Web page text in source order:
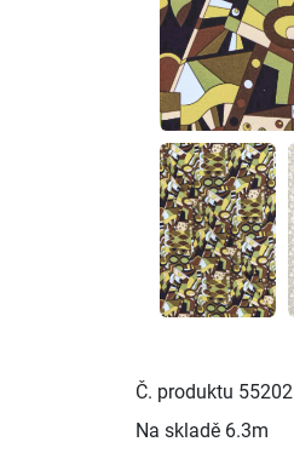
Č. produktu 55202
Na skladě 6.3m